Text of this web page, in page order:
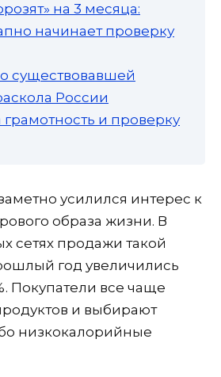
на 3 месяца:
начинает проверку
о существовавшей
России
грамотность и проверку
усилился интерес к
образа жизни. В
сетях продажи такой
год увеличились
Покупатели все чаще
и выбирают
низкокалорийные